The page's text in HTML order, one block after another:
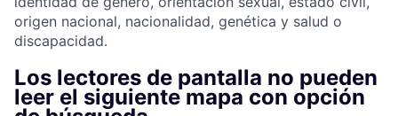
origen nacional, nacionalidad, genética y salud o
discapacidad.
Los lectores de pantalla no pueden
leer el siguiente mapa con opción